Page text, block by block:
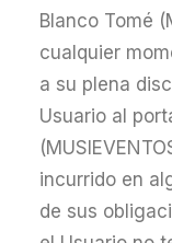
Blanco Tomé
cualquier
a su plena
Usuario al
incurrido en
de sus